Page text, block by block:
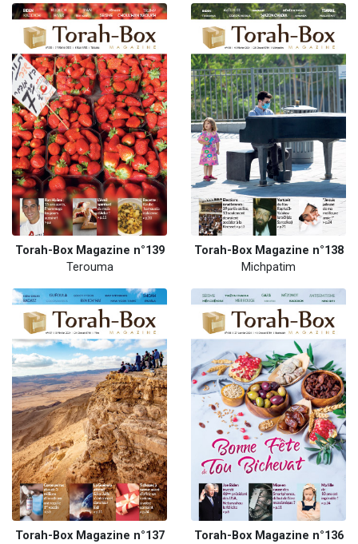
Torah-Box Magazine n°139
Terouma
Torah-Box Magazine n°138
Michpatim
Torah-Box Magazine n°137
Torah-Box Magazine n°136